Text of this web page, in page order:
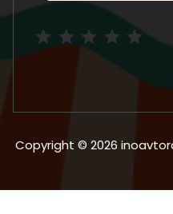
Copyright © 2026